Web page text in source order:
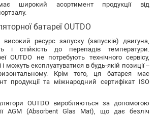
широкий асортимент продукції від
батареї OUTDO
ресурс запуску (запусків) двигуна,
і стійкість до перепадів температури.
OUTDO не потребують технічного сервісу,
можуть експлуатуватися в будь-якій позиції –
Крім того, ця батарея має
продукції та міжнародний сертифікат ISO
OUTDO виробляються за допомогою
AGM (Absorbent Glas Mat), що дає безліч